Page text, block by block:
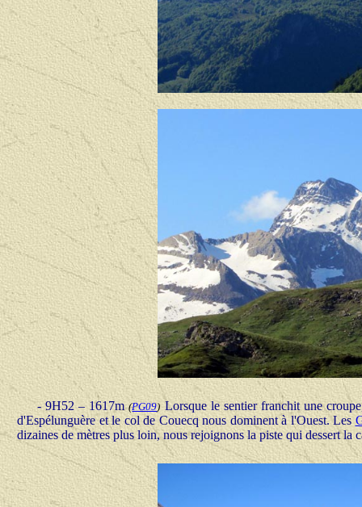
- 9H52 – 1617m(PG09) Lorsque le sentier franchit une
d'Espélunguère et le col de Couecq nous dominent à l'Ouest. Les
dizaines de mètres plus loin, nous rejoignons la piste qui dessert la